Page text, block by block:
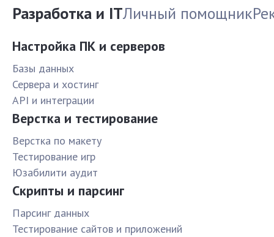
Разработка и ITЛичный помощник
Настройка ПК и серверов
Базы данных
Сервера и хостинг
API и интеграции
Верстка и тестирование
Верстка по макету
Тестирование игр
Юзабилити аудит
Скрипты и парсинг
Парсинг данных
Тестирование сайтов и приложений